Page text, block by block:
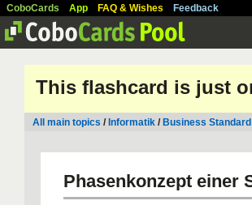
CoboCards App FAQ & Wishes Feedback
This flashcard is just
All main topics / Informatik / Business
Phasenkonzept einer